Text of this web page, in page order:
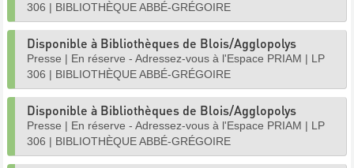
306 | BIBLIOTHÈQUE ABBÉ-GRÉGOIRE
Disponible à Bibliothèques de Blois/Agglopolys
Presse | En réserve - Adressez-vous à l'Espace PRIAM | LP
306 | BIBLIOTHÈQUE ABBÉ-GRÉGOIRE
Disponible à Bibliothèques de Blois/Agglopolys
Presse | En réserve - Adressez-vous à l'Espace PRIAM | LP
306 | BIBLIOTHÈQUE ABBÉ-GRÉGOIRE